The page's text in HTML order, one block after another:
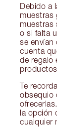
Debido a
muestras
muestras
o si falta
se envían
cuenta
de regalo
Te
obsequio
la opción
cualquier